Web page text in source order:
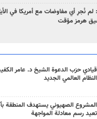
نُجرِ أي مفاوضات مع أمريكا في
هرمز مؤقت
قيادي حزب الدعوة الشيخ د. عامر
النظام العالمي الجديد
المشروع الصهيوني يستهدف المنطقة
تعيد رسم معادلة المواجهة